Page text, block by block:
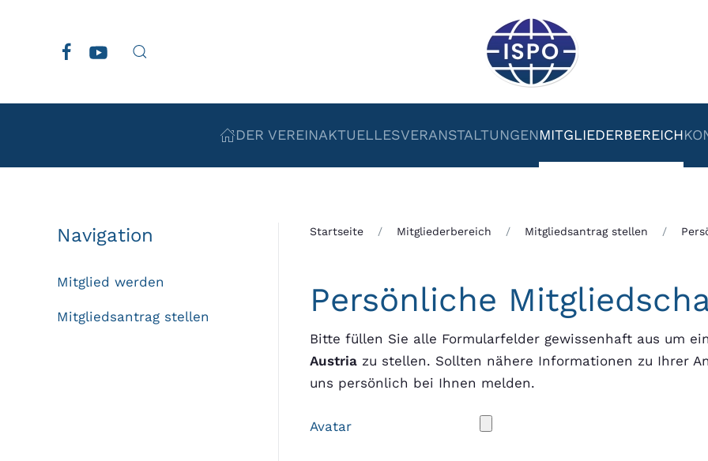
Zum Hauptinhalt springen
DER VEREINAKTUELLESVERANSTALTUNGENMITGLIEDERBEREICH
Startseite Mitgliederbereich Mitgliedsantrag stellen
Persönliche
Bitte füllen Sie alle Formularfelder gewissenhaft aus um
Austria zu stellen. Sollten nähere Informationen zu Ihrer
uns persönlich bei Ihnen melden.
Avatar
Navigation
Mitglied werden
Mitgliedsantrag stellen